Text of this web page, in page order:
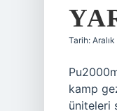
Tarih:
kamp
üniteleri